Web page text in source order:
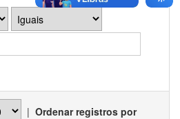
| Ordenar registros por